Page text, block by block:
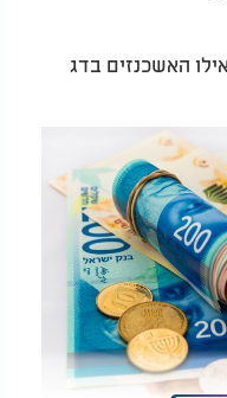
האשכנזים בדג